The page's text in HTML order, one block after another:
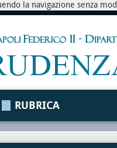
la navigazione senza
RUBRICA